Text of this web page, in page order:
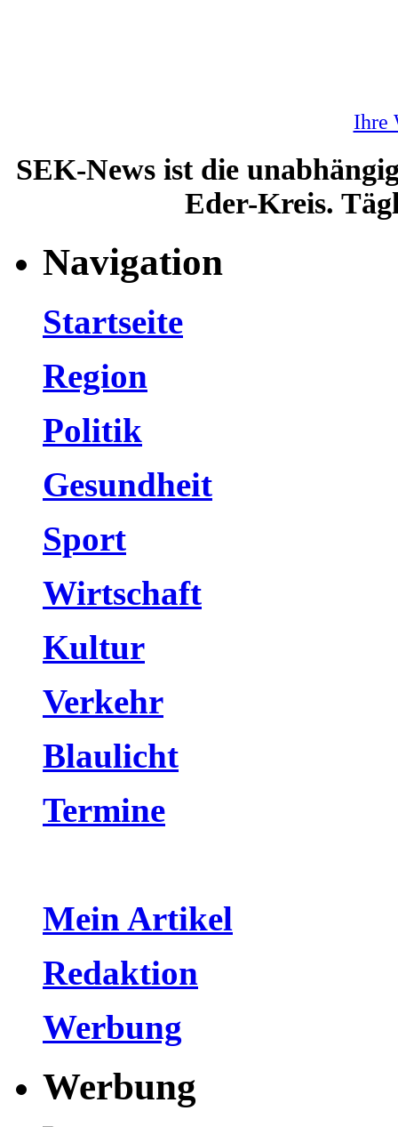
Ihre
SEK-News ist die
Eder-Kreis.
Navigation
Startseite
Region
Politik
Gesundheit
Sport
Wirtschaft
Kultur
Verkehr
Blaulicht
Termine
Mein Artikel
Redaktion
Werbung
Werbung